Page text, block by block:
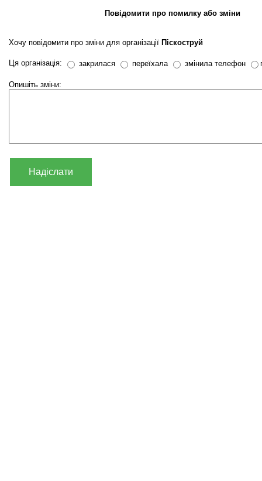
Повідомити про помилку або зміни
Хочу повідомити про зміни для організації Піскоструй
Ця організація: закрилася переїхала змінила телефон
Опишіть зміни:
Надіслати